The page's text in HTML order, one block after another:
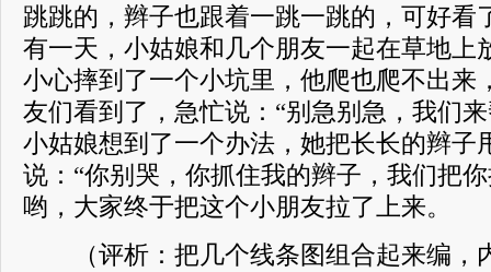
跳跳的，辫子也跟着一跳一跳的，可好看
有一天，小姑娘和几个朋友一起在草地上
小心摔到了一个小坑里，他爬也爬不出来
友们看到了，急忙说：“别急别急，我们
小姑娘想到了一个办法，她把长长的辫子
说：“你别哭，你抓住我的辫子，我们把
哟，大家终于把这个小朋友拉了上来。
（评析：把几个线条图组合起来编，